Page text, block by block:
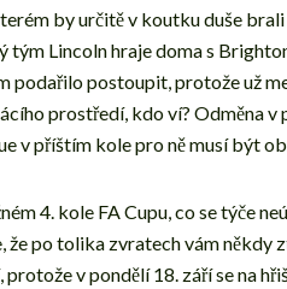
by určitě v koutku duše
tým Lincoln hraje doma s
podařilo postoupit, protože už
prostředí, kdo ví? Odměna v
v příštím kole pro ně musí být
4. kole FA Cupu, co se týče
že po tolika zvratech vám někdy
protože v pondělí 18. září se na